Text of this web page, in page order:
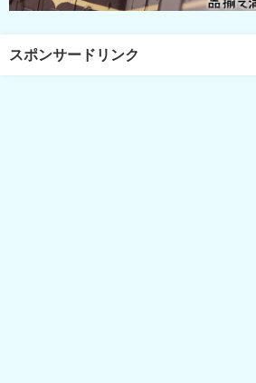
スポンサードリンク